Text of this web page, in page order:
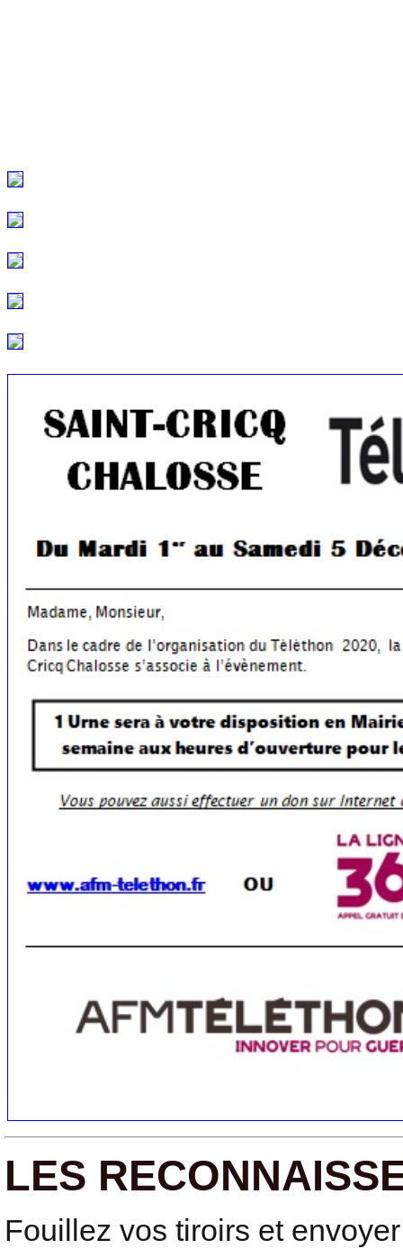
LES
Fouillez vos tiroirs et